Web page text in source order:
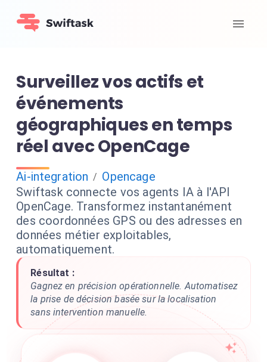
Surveillez vos actifs et
événements
géographiques en temps
réel avec OpenCage
Ai-integration / Opencage
Swiftask connecte vos agents IA à l'API
OpenCage. Transformez instantanément
des coordonnées GPS ou des adresses en
données métier exploitables,
automatiquement.
Résultat :
Gagnez en précision opérationnelle. Automatisez
la prise de décision basée sur la localisation
sans intervention manuelle.